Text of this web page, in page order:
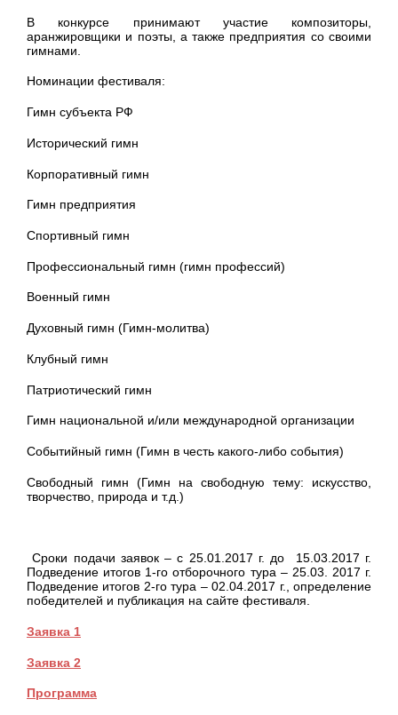
В конкурсе принимают участие композиторы,
аранжировщики и поэты, а также предприятия со своими
гимнами.
Номинации фестиваля:
Гимн субъекта РФ
Исторический гимн
Корпоративный гимн
Гимн предприятия
Спортивный гимн
Профессиональный гимн (гимн профессий)
Военный гимн
Духовный гимн (Гимн-молитва)
Клубный гимн
Патриотический гимн
Гимн национальной и/или международной организации
Событийный гимн (Гимн в честь какого-либо события)
Свободный гимн (Гимн на свободную тему: искусство,
творчество, природа и т.д.)
Сроки подачи заявок – с 25.01.2017 г. до 15.03.2017 г.
Подведение итогов 1-го отборочного тура – 25.03. 2017 г.
Подведение итогов 2-го тура – 02.04.2017 г., определение
победителей и публикация на сайте фестиваля.
Заявка 1
Заявка 2
Программа